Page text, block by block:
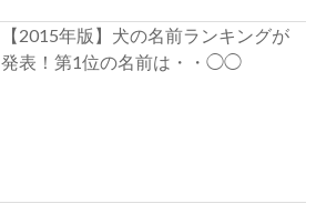
【2015年版】犬の名前ランキングが
発表！第1位の名前は・・◯◯